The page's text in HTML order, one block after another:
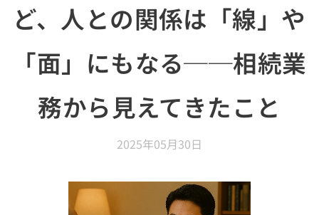
ど、人との関係は「線」や
「面」にもなる──相続業
務から見えてきたこと
2025年05月30日